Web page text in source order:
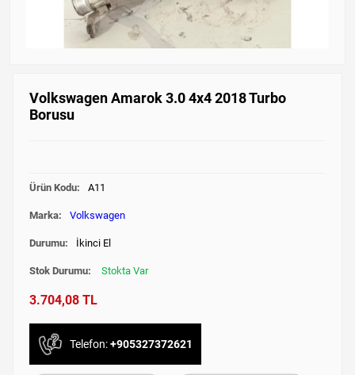
Volkswagen Amarok 3.0 4x4 2018 Turbo
Borusu
Ürün Kodu: A11
Marka: Volkswagen
Durumu: İkinci El
Stok Durumu: Stokta Var
3.704,08 TL
Telefon:+905327372621